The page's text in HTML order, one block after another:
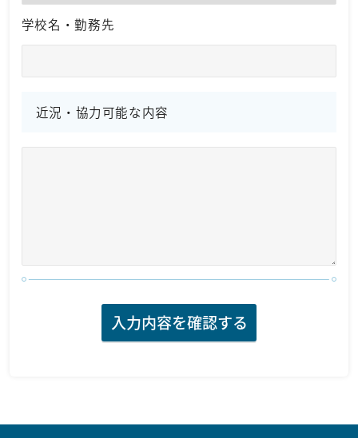
学校名・勤務先
近況・協力可能な内容
入力内容を確認する